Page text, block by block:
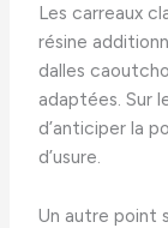
Les carreaux
résine
dalles
adaptées. Sur
d’anticiper la
d’usure.
Un autre point